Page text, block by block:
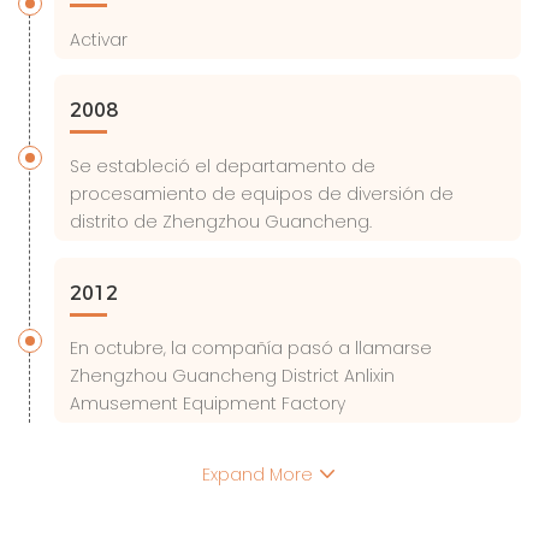
Activar
2008
Se estableció el departamento de
procesamiento de equipos de diversión de
distrito de Zhengzhou Guancheng.
2012
En octubre, la compañía pasó a llamarse
Zhengzhou Guancheng District Anlixin
Amusement Equipment Factory
Expand More